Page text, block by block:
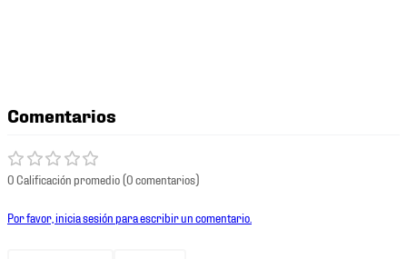
Comentarios
0 Calificación promedio(0 comentarios)
Por favor, inicia sesión para escribir un comentario.